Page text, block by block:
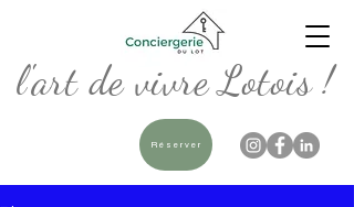
l'art de vivre Lotois !
Réserver